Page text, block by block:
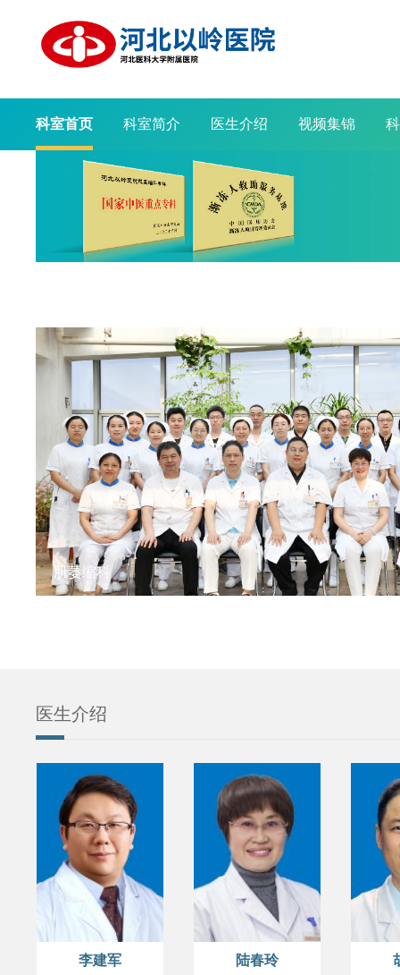
科室首页 科室简介 医生介绍 视频集锦
肌萎缩科
医生介绍
李建军 陆春玲